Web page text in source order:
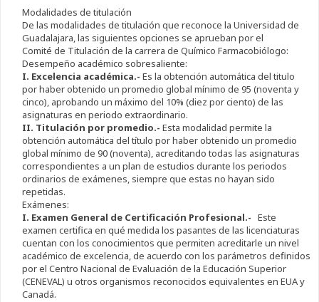
Modalidades de titulación
De las modalidades de titulación que reconoce la Universidad de
Guadalajara, las siguientes opciones se aprueban por el
Comité de Titulación de la carrera de Químico Farmacobiólogo:
Desempeño académico sobresaliente:
I. Excelencia académica.- Es la obtención automática del titulo
por haber obtenido un promedio global mínimo de 95 (noventa y
cinco), aprobando un máximo del 10% (diez por ciento) de las
asignaturas en periodo extraordinario.
II. Titulación por promedio.- Esta modalidad permite la
obtención automática del título por haber obtenido un promedio
global mínimo de 90 (noventa), acreditando todas las asignaturas
correspondientes a un plan de estudios durante los periodos
ordinarios de exámenes, siempre que estas no hayan sido
repetidas.
Exámenes:
I. Examen General de Certificación Profesional.- Este
examen certifica en qué medida los pasantes de las licenciaturas
cuentan con los conocimientos que permiten acreditarle un nivel
académico de excelencia, de acuerdo con los parámetros definidos
por el Centro Nacional de Evaluación de la Educación Superior
(CENEVAL) u otros organismos reconocidos equivalentes en EUA y
Canadá.